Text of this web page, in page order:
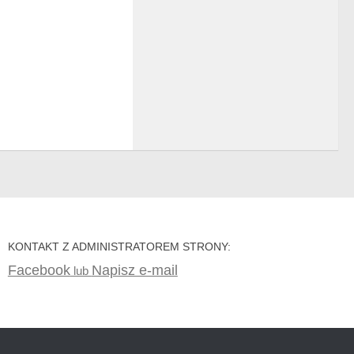
KONTAKT Z ADMINISTRATOREM STRONY:
Facebooklub Napisz e-mail